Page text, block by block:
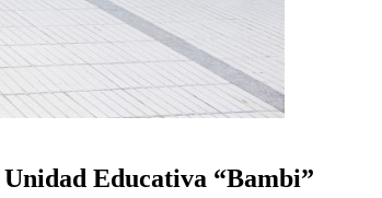
Educativa “Bambi”